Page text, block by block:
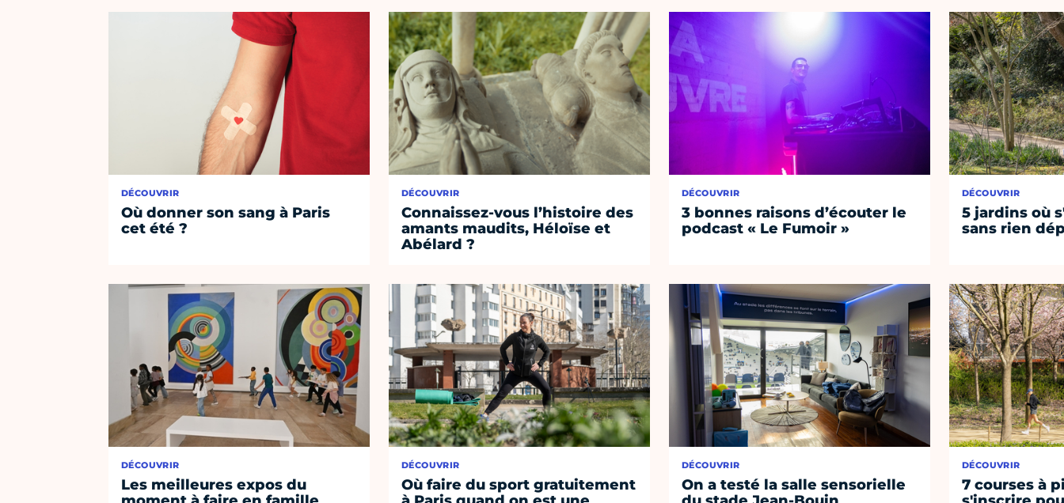
DÉCOUVRIR
Où donner son sang à Paris
cet été ?
DÉCOUVRIR
Les meilleures expos du
DÉCOUVRIR
Connaissez-vous l’histoire des
amants maudits, Héloïse et
Abélard ?
DÉCOUVRIR
Où faire du sport gratuitement
DÉCOUVRIR
3 bonnes raisons d’écouter le
podcast « Le Fumoir »
DÉCOUVRIR
On a testé la salle sensorielle
DÉCOUVRIR
5 jardins où
sans rien
DÉCOUVRIR
7 courses à